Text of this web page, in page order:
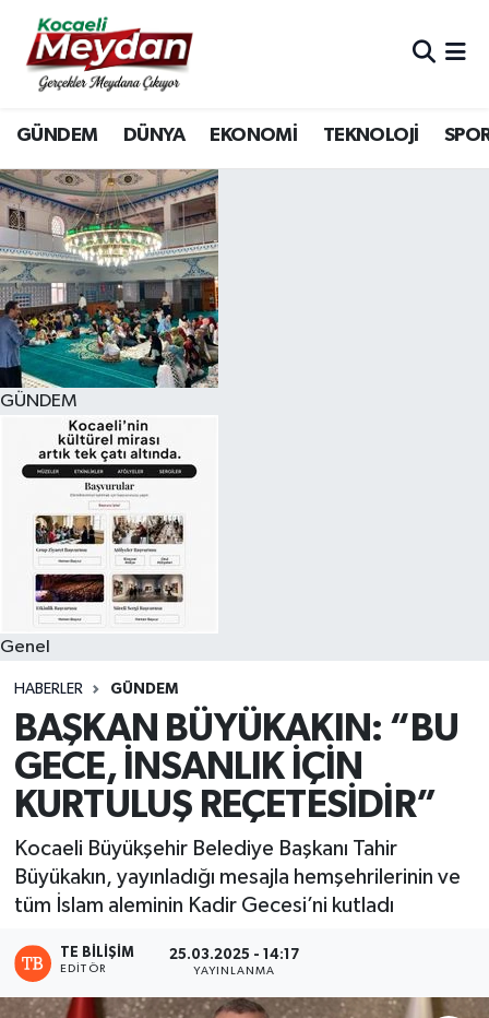
GÜNDEM DÜNYA EKONOMİ TEKNOLOJİ
GÜNDEM
Genel
HABERLER GÜNDEM
BAŞKAN BÜYÜKAKIN: “BU
GECE, İNSANLIK İÇİN
KURTULUŞ REÇETESİDİR”
Kocaeli Büyükşehir Belediye Başkanı Tahir
Büyükakın, yayınladığı mesajla hemşehrilerinin ve
tüm İslam aleminin Kadir Gecesi’ni kutladı
TE BILIŞIM
EDITÖR
25.03.2025 - 14:17
YAYINLANMA
Nöbetçi Eczaneler
Hava Durumu
Trafik Durumu
Süper Lig Puan Durumu ve Fikstür
Tüm Manşetler
Son Dakika Haberleri
Haber Arşivi